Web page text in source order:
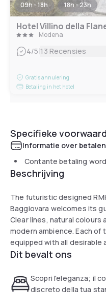
09h - 18h 18h - 23h
Hotel Villino della
Modena
4/5 13 Recensies
Gratis annulering
Betaling in het hotel
Specifieke
Informatie over betalen
Contante betaling
Beschrijving
The futuristic designed
Baggiovara welcomes its
Clear lines, natural colours
modern ambience. Each of
equipped with all desirable
pleasant stay. In the
provide relaxation and
ARTS.
Dit bevalt ons
Scopri l'eleganza; il
discreto della tua